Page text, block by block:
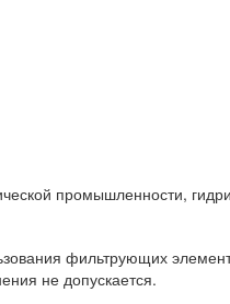
промышленности,
фильтрующих
не допускается.